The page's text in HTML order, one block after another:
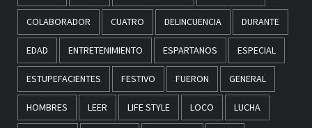
COLABORADOR CUATRO DELINCUENCIA DURANTE
EDAD ENTRETENIMIENTO ESPARTANOS ESPECIAL
ESTUPEFACIENTES FESTIVO FUERON GENERAL
HOMBRES LEER LIFE STYLE LOCO LUCHA